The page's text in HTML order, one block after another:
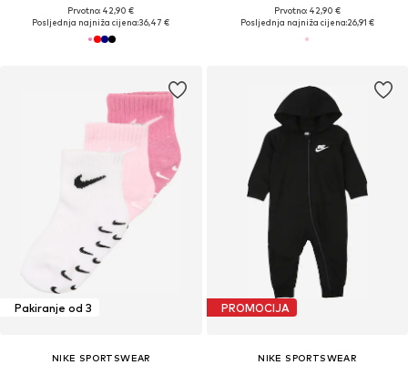
Prvotno: 42,90 €
Posljednja najniža cijena:36,47 €
Prvotno: 42,90 €
Posljednja najniža cijena:26,91 €
Pakiranje od 3
NIKE SPORTSWEAR
PROMOCIJA
NIKE SPORTSWEAR